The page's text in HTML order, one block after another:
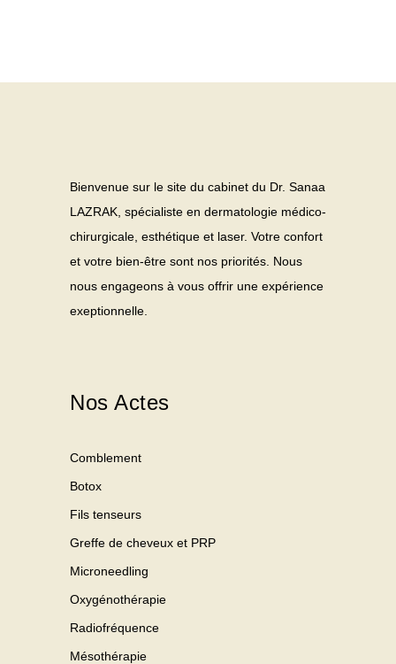
Bienvenue sur le site du cabinet du Dr. Sanaa
LAZRAK, spécialiste en dermatologie médico-
chirurgicale, esthétique et laser. Votre confort
et votre bien-être sont nos priorités. Nous
nous engageons à vous offrir une expérience
exeptionnelle.
Nos Actes
Comblement
Botox
Fils tenseurs
Greffe de cheveux et PRP
Microneedling
Oxygénothérapie
Radiofréquence
Mésothérapie